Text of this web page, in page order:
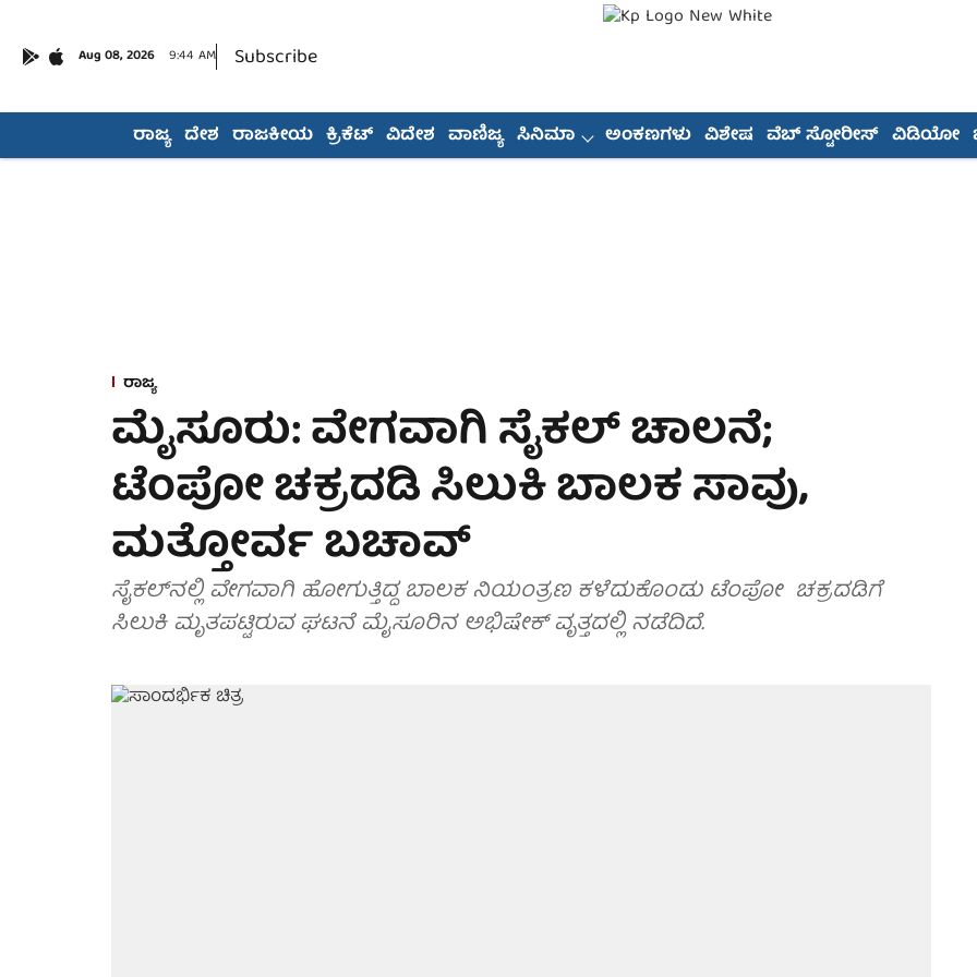
Aug 08, 2026 9:44 AM Subscribe
ರಾಜ್ಯ ದೇಶ ರಾಜಕೀಯ ಕ್ರಿಕೆಟ್ ವಿದೇಶ ವಾಣಿಜ್ಯ ಸಿನಿಮಾ ಅಂಕಣಗಳು ವಿಶೇಷ ವೆಬ್ ಸ್ಟೋರೀಸ್ ವಿಡಿಯೋ
ರಾಜ್ಯ
ಮೈಸೂರು: ವೇಗವಾಗಿ ಸೈಕಲ್ ಚಾಲನೆ;
ಟೆಂಪೋ ಚಕ್ರದಡಿ ಸಿಲುಕಿ ಬಾಲಕ ಸಾವು,
ಮತ್ತೋರ್ವ ಬಚಾವ್
ಸೈಕಲ್‌ನಲ್ಲಿ ವೇಗವಾಗಿ ಹೋಗುತ್ತಿದ್ದ ಬಾಲಕ ನಿಯಂತ್ರಣ ಕಳೆದುಕೊಂಡು ಟೆಂಪೋ ಚಕ್ರದಡಿಗೆ
ಸಿಲುಕಿ ಮೃತಪಟ್ಟಿರುವ ಘಟನೆ ಮೈಸೂರಿನ ಅಭಿಷೇಕ್ ವೃತ್ತದಲ್ಲಿ ನಡೆದಿದೆ.